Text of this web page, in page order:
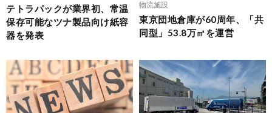
テトラパックが業界初、常温
保存可能なツナ製品向け紙容
器を発表
物流施設
東京団地倉庫が60周年、「共
同型」53.8万㎡を運営